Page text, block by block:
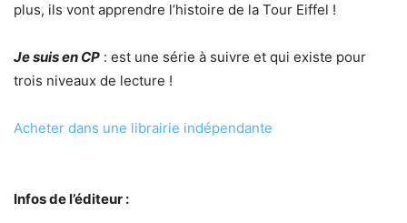
plus, ils vont apprendre l’histoire de la Tour Eiffel !
Je suis en CP : est une série à suivre et qui existe pour
trois niveaux de lecture !
Acheter dans une librairie indépendante
Infos de l’éditeur :